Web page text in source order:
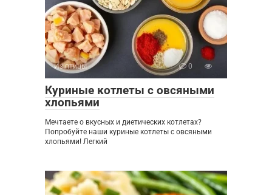
Из птицы 0
Куриные котлеты с овсяными
хлопьями
Мечтаете о вкусных и диетических котлетах?
Попробуйте наши куриные котлеты с овсяными
хлопьями! Легкий